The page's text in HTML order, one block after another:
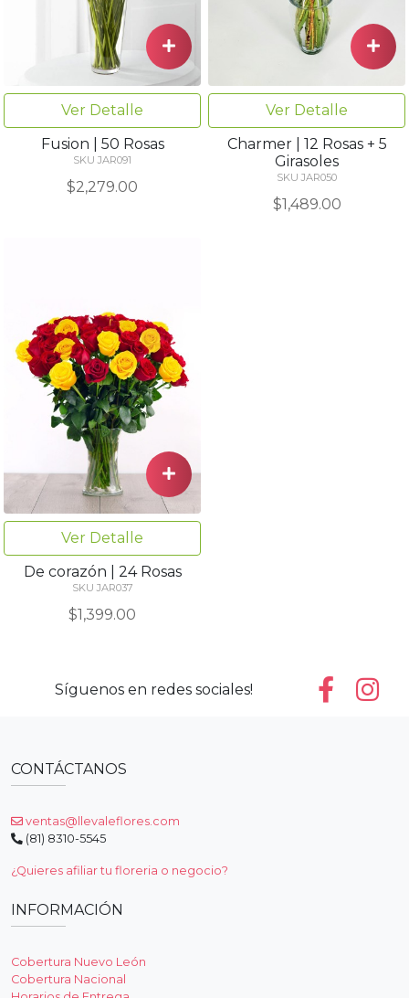
Ver Detalle
Fusion | 50 Rosas
SKU JAR091
$2,279.00
Ver Detalle
Charmer | 12 Rosas + 5
Girasoles
SKU JAR050
$1,489.00
Ver Detalle
De corazón | 24 Rosas
SKU JAR037
$1,399.00
Síguenos en redes sociales!
CONTÁCTANOS
ventas@llevaleflores.com
(81) 8310-5545
¿Quieres afiliar tu floreria o negocio?
INFORMACIÓN
Cobertura Nuevo León
Cobertura Nacional